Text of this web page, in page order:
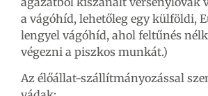
a vágóhíd, lehetőleg egy külföldi,
lengyel vágóhíd, ahol feltűnés
végezni a piszkos munkát.)
Az élőállat-szállítmányozással